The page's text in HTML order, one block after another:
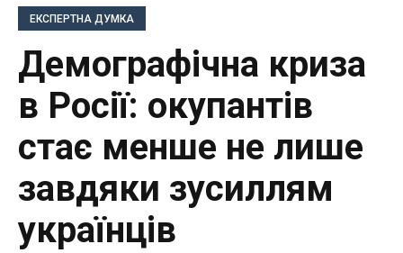
ЕКСПЕРТНА ДУМКА
Демографічна криза
в Росії: окупантів
стає менше не лише
завдяки зусиллям
українців